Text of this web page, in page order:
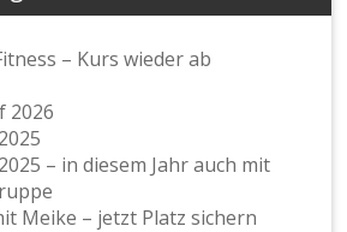
– Kurs wieder ab
2026
– in diesem Jahr auch mit
Meike – jetzt Platz sichern